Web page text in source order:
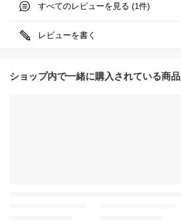
すべてのレビューを見る (1件)
レビューを書く
ショップ内で一緒に購入されている商品